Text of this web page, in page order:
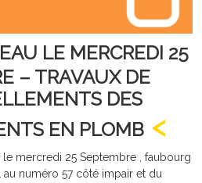
LE MERCREDI 25
– TRAVAUX DE
DES
EN PLOMB
le mercredi 25 Septembre , faubourg
numéro 57 côté impair et du